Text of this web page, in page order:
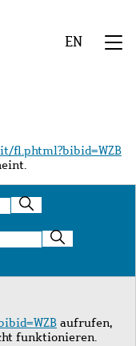
EN
fl.phtml?bibid=WZB
aufrufen,
funktionieren.